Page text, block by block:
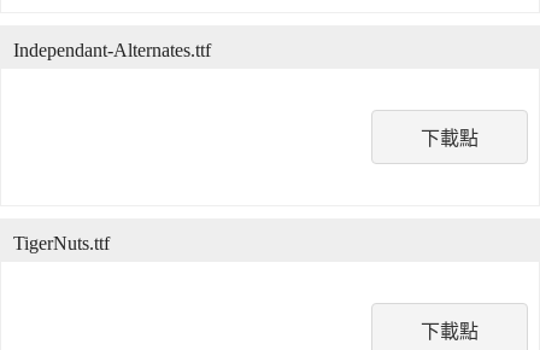
下載點
Independant-Alternates.ttf
下載點
TigerNuts.ttf